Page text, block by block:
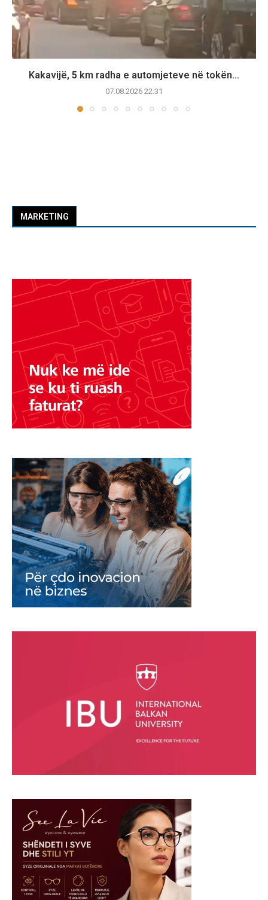
Kakavijë, 5 km radha e automjeteve në tokën...
07.08.2026 22:31
MARKETING